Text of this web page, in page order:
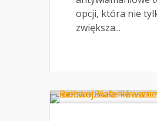
opcji, która nie
zwiększa...